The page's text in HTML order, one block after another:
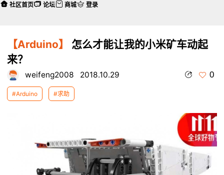
【Arduino】
怎么才能让我的小米矿车动起
来？
weifeng2008 2018.10.29 0
#Arduino #求助
社区首页 论坛 商城 登录